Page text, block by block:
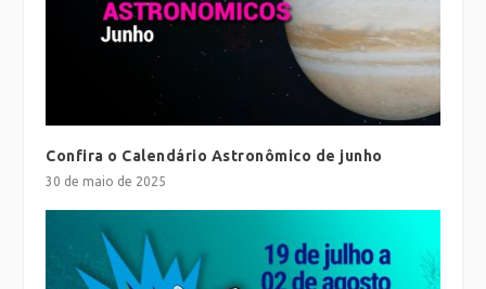
Confira o Calendário Astronômico de junho
30 de maio de 2025